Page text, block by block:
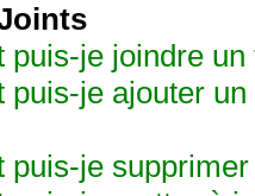
puis-je joindre un
puis-je ajouter
puis-je